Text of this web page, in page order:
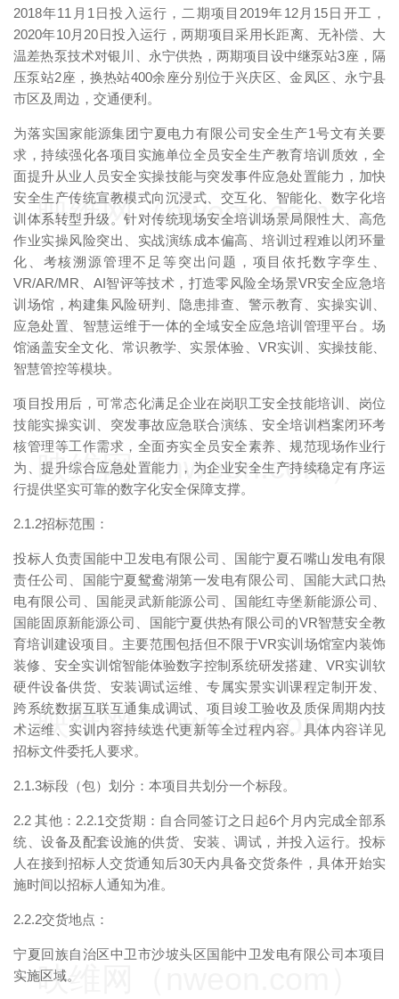
2018年11月1日投入运行，二期项目2019年12月15日开工，
2020年10月20日投入运行，两期项目采用长距离、无补偿、大
温差热泵技术对银川、永宁供热，两期项目设中继泵站3座，隔
压泵站2座，换热站400余座分别位于兴庆区、金凤区、永宁县
市区及周边，交通便利。
为落实国家能源集团宁夏电力有限公司安全生产1号文有关要
求，持续强化各项目实施单位全员安全生产教育培训质效，全
面提升从业人员安全实操技能与突发事件应急处置能力，加快
安全生产传统宣教模式向沉浸式、交互化、智能化、数字化培
训体系转型升级。针对传统现场安全培训场景局限性大、高危
作业实操风险突出、实战演练成本偏高、培训过程难以闭环量
化、考核溯源管理不足等突出问题，项目依托数字孪生、
VR/AR/MR、AI智评等技术，打造零风险全场景VR安全应急培
训场馆，构建集风险研判、隐患排查、警示教育、实操实训、
应急处置、智慧运维于一体的全域安全应急培训管理平台。场
馆涵盖安全文化、常识教学、实景体验、VR实训、实操技能、
智慧管控等模块。
项目投用后，可常态化满足企业在岗职工安全技能培训、岗位
技能实操实训、突发事故应急联合演练、安全培训档案闭环考
核管理等工作需求，全面夯实全员安全素养、规范现场作业行
为、提升综合应急处置能力，为企业安全生产持续稳定有序运
行提供坚实可靠的数字化安全保障支撑。
2.1.2招标范围：
投标人负责国能中卫发电有限公司、国能宁夏石嘴山发电有限
责任公司、国能宁夏鸳鸯湖第一发电有限公司、国能大武口热
电有限公司、国能灵武新能源公司、国能红寺堡新能源公司、
国能固原新能源公司、国能宁夏供热有限公司的VR智慧安全教
育培训建设项目。主要范围包括但不限于VR实训场馆室内装饰
装修、安全实训馆智能体验数字控制系统研发搭建、VR实训软
硬件设备供货、安装调试运维、专属实景实训课程定制开发、
跨系统数据互联互通集成调试、项目竣工验收及质保周期内技
术运维、实训内容持续迭代更新等全过程内容。具体内容详见
招标文件委托人要求。
2.1.3标段（包）划分：本项目共划分一个标段。
2.2 其他：2.2.1交货期：自合同签订之日起6个月内完成全部系
统、设备及配套设施的供货、安装、调试，并投入运行。投标
人在接到招标人交货通知后30天内具备交货条件，具体开始实
施时间以招标人通知为准。
2.2.2交货地点：
宁夏回族自治区中卫市沙坡头区国能中卫发电有限公司本项目
实施区域。
映维网（nweon.com）
映维网（nweon.com）
映维网（nweon.com）
映维网（nweon.com）